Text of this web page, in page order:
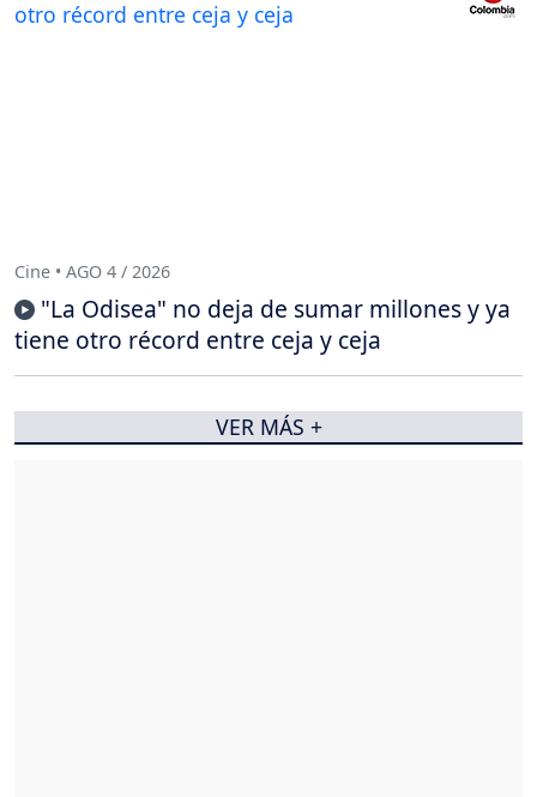
Cine • AGO 4 / 2026
"La Odisea" no deja de sumar millones y ya
tiene otro récord entre ceja y ceja
VER MÁS +